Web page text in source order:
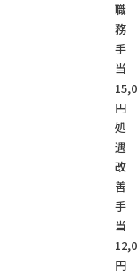
職
務
手
当
円
処
遇
改
善
手
当
円